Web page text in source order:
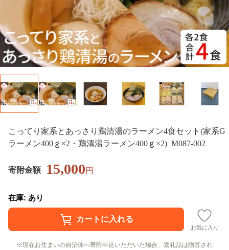
こってり家系とあっさり鶏清湯のラーメン4食セット(家系G
ラーメン400ｇ×2・鶏清湯ラーメン400ｇ×2)_M087-002
寄附金額 15,000円
在庫: あり
お気に入り
現在お住まいの自治体へ寄附申込いただいた場合、返礼品は贈答され